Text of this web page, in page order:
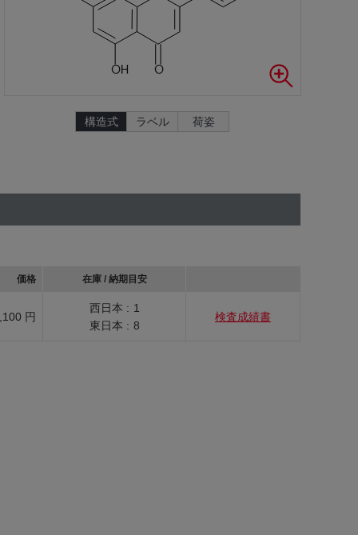
構造式 ラベル 荷姿
価格 在庫 / 納期目安
円
西日本 : 1
東日本 : 8
検査成績書